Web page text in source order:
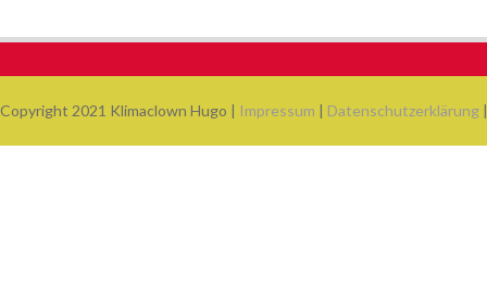
Copyright 2021 Klimaclown Hugo | Impressum | Datenschutzerklärung